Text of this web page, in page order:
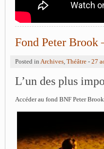
Fond Peter Brook
Posted in Archives, Théâtre - 27
L’un des plus
Accéder au fond BNF Peter Brook